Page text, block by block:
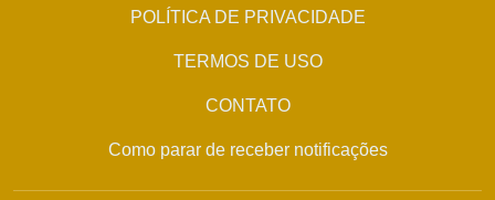
POLÍTICA DE PRIVACIDADE
TERMOS DE USO
CONTATO
Como parar de receber notificações